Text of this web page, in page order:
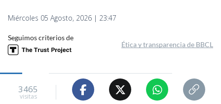
Miércoles 05 Agosto, 2026 | 23:47
Seguimos criterios de
Ética y transparencia de BBCL
3465
visitas